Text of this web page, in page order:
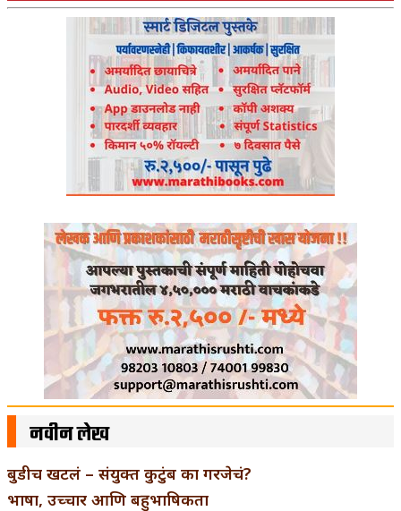
नवीन लेख
बुडीच खटलं – संयुक्त कुटुंब का गरजेचं?
भाषा, उच्चार आणि बहुभाषिकता